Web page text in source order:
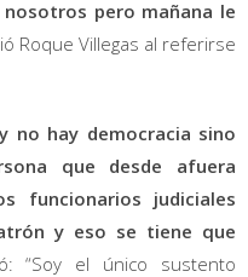
pero mañana le
Roque Villegas al referirse
no hay democracia sino
que desde afuera
funcionarios judiciales
y eso se tiene que
“Soy el único sustento